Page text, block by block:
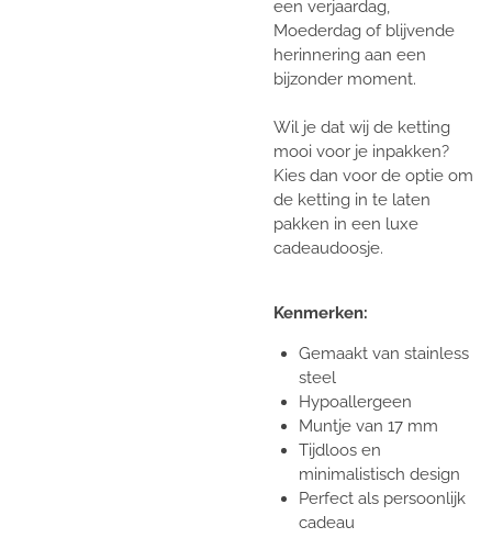
een verjaardag,
Moederdag of blijvende
herinnering aan een
bijzonder moment.
Wil je dat wij de ketting
mooi voor je inpakken?
Kies dan voor de optie om
de ketting in te laten
pakken in een luxe
cadeaudoosje.
Kenmerken:
Gemaakt van stainless
steel
Hypoallergeen
Muntje van 17 mm
Tijdloos en
minimalistisch design
Perfect als persoonlijk
cadeau